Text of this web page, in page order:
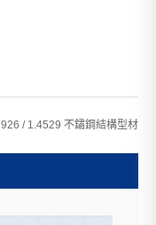
926 / 1.4529 不鏽鋼結構型材